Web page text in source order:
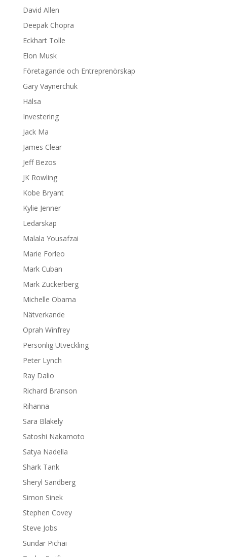
David Allen
Deepak Chopra
Eckhart Tolle
Elon Musk
Företagande och Entreprenörskap
Gary Vaynerchuk
Hälsa
Investering
Jack Ma
James Clear
Jeff Bezos
JK Rowling
Kobe Bryant
Kylie Jenner
Ledarskap
Malala Yousafzai
Marie Forleo
Mark Cuban
Mark Zuckerberg
Michelle Obama
Nätverkande
Oprah Winfrey
Personlig Utveckling
Peter Lynch
Ray Dalio
Richard Branson
Rihanna
Sara Blakely
Satoshi Nakamoto
Satya Nadella
Shark Tank
Sheryl Sandberg
Simon Sinek
Stephen Covey
Steve Jobs
Sundar Pichai